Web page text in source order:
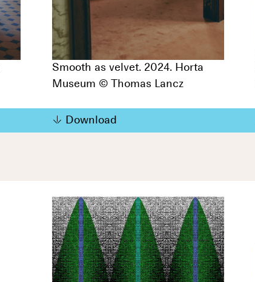
Smooth as velvet. 2024. Horta
Museum © Thomas Lancz
Download